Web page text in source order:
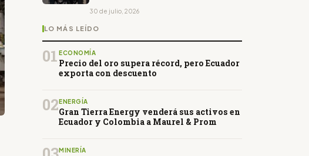
30 de julio, 2026
LO MÁS LEÍDO
01 ECONOMÍA
Precio del oro supera récord, pero Ecuador
exporta con descuento
02 ENERGÍA
Gran Tierra Energy venderá sus activos en
Ecuador y Colombia a Maurel & Prom
MINERÍA